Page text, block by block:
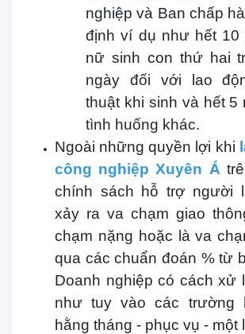
nghiệp và Ban chấp
định ví dụ như hết
nữ sinh con thứ hai
ngày đối với lao
thuật khi sinh và hết 5
tình huống khác.
Ngoài những quyền lợi khi
công nghiệp Xuyên Á
chính sách hỗ trợ người
xảy ra va chạm giao
chạm nặng hoặc là va
qua các chuẩn đoán % từ
Doanh nghiệp có cách xử
như tuy vào các trường
hằng tháng - phục vụ -